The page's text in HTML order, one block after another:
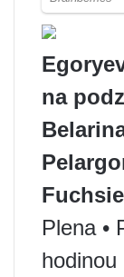
na
Fuchsie
Plena •
hodinou